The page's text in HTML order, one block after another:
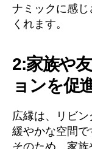
ナミックに感
くれます。
2:家族や
ョンを促
広縁は、リビン
緩やかな空間で
そのため、家